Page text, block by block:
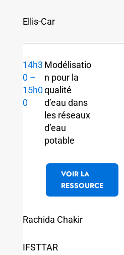
Ellis-Car
14h3
0 –
15h0
0
Modélisatio
n pour la
qualité
d’eau dans
les réseaux
d’eau
potable
VOIR LA
RESSOURCE
Rachida Chakir
IFSTTAR